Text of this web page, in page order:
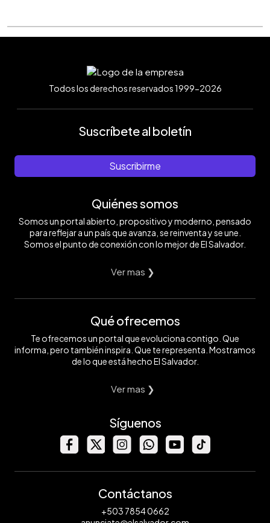
Todos los derechos reservados 1999-2026
Suscríbete al boletín
Suscribirme
Quiénes somos
Somos un portal abierto, propositivo y moderno, pensado
para reflejar a un país que avanza, se reinventa y se une.
Somos el punto de conexión con lo mejor de El Salvador.
Ver mas ❯
Qué ofrecemos
Te ofrecemos un portal que evoluciona contigo. Que
informa, pero también inspira. Que te representa. Mostramos
de lo que está hecho El Salvador.
Ver mas ❯
Síguenos
Contáctanos
+503 7854 0662